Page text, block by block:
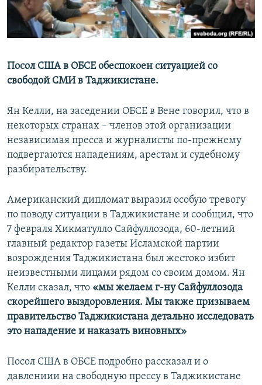
Посол США в ОБСЕ обеспокоен ситуацией со
свободой СМИ в Таджикистане.
Ян Келли, на заседении ОБСЕ в Вене говорил, что в
некоторых странах – членов этой организации
независимая пресса и журналисты по-прежнему
подвергаются нападениям, арестам и судебному
разбирательству.
Американский дипломат выразил особую тревогу
по поводу ситуации в Таджикистане и сообщил, что
7 февраля Хикматулло Сайфуллозода, 60-летний
главный редактор газеты Исламской партии
возрождения Таджикистана был жестоко избит
неизвестными лицами рядом со своим домом. Ян
Келли сказал, что «мы желаем г-ну Сайфуллозода
скорейшего выздоровления. Мы также призываем
правительство Таджикистана детально исследовать
это нападение и наказать виновных»
Посол США в ОБСЕ подробно рассказал и о
давлениии на свободную прессу в Таджикистане